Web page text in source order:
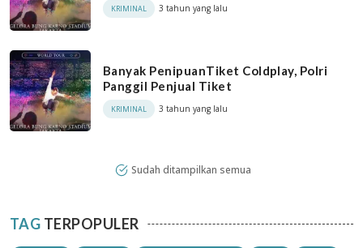
KRIMINAL 3 tahun yang lalu
Banyak PenipuanTiket Coldplay, Polri
Panggil Penjual Tiket
KRIMINAL 3 tahun yang lalu
Sudah ditampilkan semua
TAG TERPOPULER